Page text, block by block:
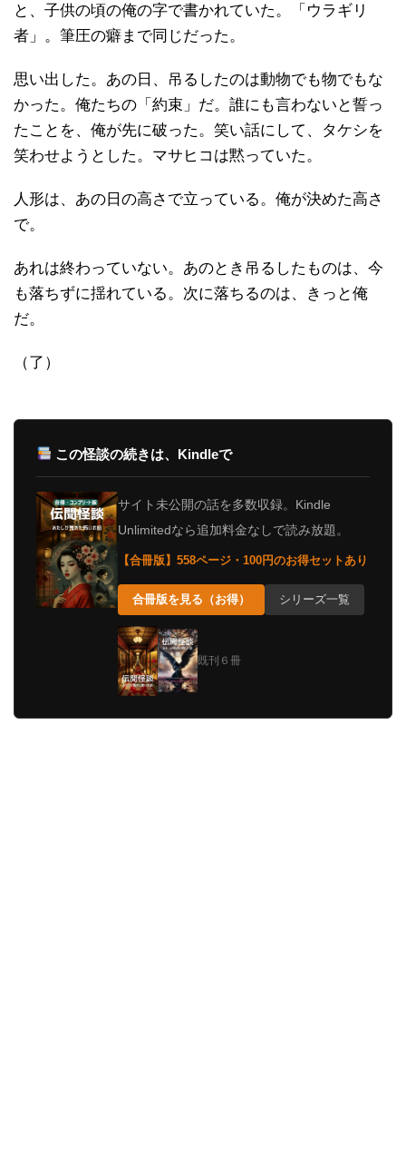
と、子供の頃の俺の字で書かれていた。「ウラギリ
者」。筆圧の癖まで同じだった。
思い出した。あの日、吊るしたのは動物でも物でもな
かった。俺たちの「約束」だ。誰にも言わないと誓っ
たことを、俺が先に破った。笑い話にして、タケシを
笑わせようとした。マサヒコは黙っていた。
人形は、あの日の高さで立っている。俺が決めた高さ
で。
あれは終わっていない。あのとき吊るしたものは、今
も落ちずに揺れている。次に落ちるのは、きっと俺
だ。
（了）
この怪談の続きは、Kindleで
サイト未公開の話を多数収録。Kindle
Unlimitedなら追加料金なしで読み放題。
【合冊版】558ページ・100円のお得セットあり
合冊版を見る（お得） シリーズ一覧
既刊６冊